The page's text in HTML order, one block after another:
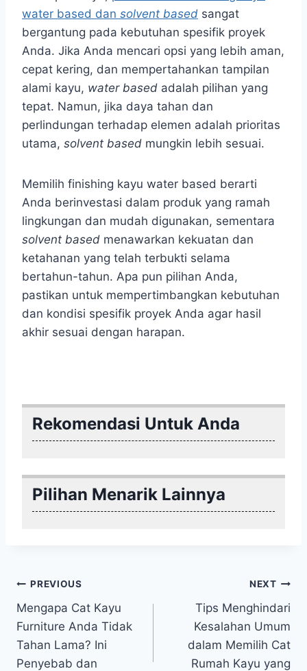
water based dan solvent based sangat
bergantung pada kebutuhan spesifik proyek
Anda. Jika Anda mencari opsi yang lebih aman,
cepat kering, dan mempertahankan tampilan
alami kayu, water based adalah pilihan yang
tepat. Namun, jika daya tahan dan
perlindungan terhadap elemen adalah prioritas
utama, solvent based mungkin lebih sesuai.
Memilih finishing kayu water based berarti
Anda berinvestasi dalam produk yang ramah
lingkungan dan mudah digunakan, sementara
solvent based menawarkan kekuatan dan
ketahanan yang telah terbukti selama
bertahun-tahun. Apa pun pilihan Anda,
pastikan untuk mempertimbangkan kebutuhan
dan kondisi spesifik proyek Anda agar hasil
akhir sesuai dengan harapan.
Rekomendasi Untuk Anda
Pilihan Menarik Lainnya
Post
navigation
PREVIOUS
Mengapa Cat Kayu
Furniture Anda Tidak
Tahan Lama? Ini
Penyebab dan
NEXT
Tips Menghindari
Kesalahan Umum
dalam Memilih Cat
Rumah Kayu yang